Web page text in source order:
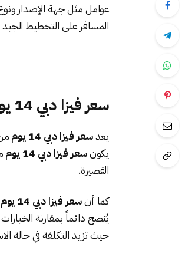
عوامل مثل جهة الإصدار
المسافر على التخطيط
سعر فيزا دبي 14 يوم
يعدسعر فيزا دبي 14 يوم
يكونسعر فيزا دبي 14 يوم
القصيرة.
كما أنسعر فيزا دبي 14 يوم
يُنصح دائماً بمقارنة
حيث تزيد التكلفة في حالة